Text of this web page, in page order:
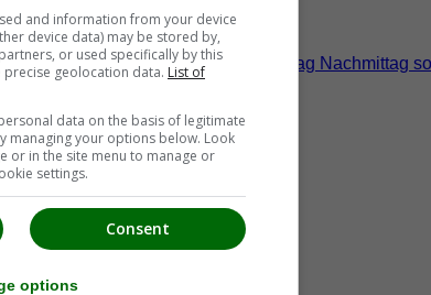
Akropolis“ Sonntag bis Dienstag Nachmittag
and information from your device
device data) may be stored by,
or used specifically by this
precise geolocation data. List of
data on the basis of legitimate
managing your options below. Look
or in the site menu to manage or
settings.
Consent
options